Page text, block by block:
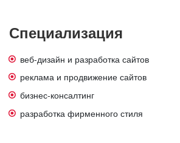
Специализация
веб-дизайн и разработка сайтов
реклама и продвижение сайтов
бизнес-консалтинг
разработка фирменного стиля